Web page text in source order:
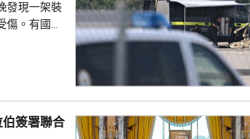
發現一架裝
。有國會
，但就因
簽署聯合